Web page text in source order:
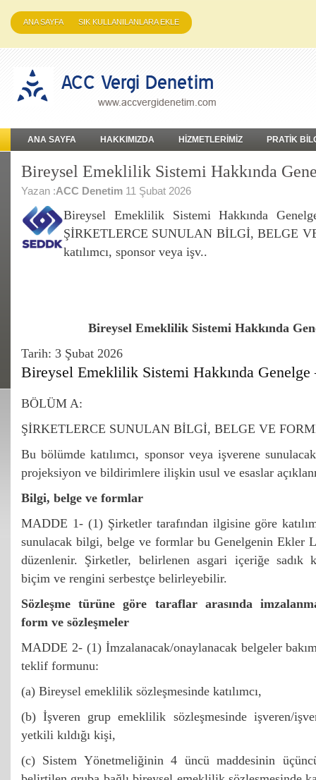
ANA SAYFA SIK KULLANILANLARA EKLE
ANA SAYFA HAKKIMIZDA HİZMETLERİMİZ PRATİK
Bireysel Emeklilik Sistemi Hakkında
Yazan :ACC Denetim 11 Şubat 2026
Bireysel Emeklilik Sistemi Hakkında
ŞİRKETLERCE SUNULAN BİLGİ, BELGE
katılımcı, sponsor veya işv..
Bireysel Emeklilik Sistemi Hakkında
Tarih: 3 Şubat 2026
Bireysel Emeklilik Sistemi Hakkında Genelge
BÖLÜM A:
ŞİRKETLERCE SUNULAN BİLGİ, BELGE VE
Bu bölümde katılımcı, sponsor veya işverene
projeksiyon ve bildirimlere ilişkin usul ve esaslar
Bilgi, belge ve formlar
MADDE 1- (1) Şirketler tarafından ilgisine göre
sunulacak bilgi, belge ve formlar bu Genelgenin Ekler
düzenlenir. Şirketler, belirlenen asgari içeriğe sadık
biçim ve rengini serbestçe belirleyebilir.
Sözleşme türüne göre taraflar arasında
form ve sözleşmeler
MADDE 2- (1) İmzalanacak/onaylanacak belgeler
teklif formunu:
(a) Bireysel emeklilik sözleşmesinde katılımcı,
(b) İşveren grup emeklilik sözleşmesinde işveren/
yetkili kıldığı kişi,
(c) Sistem Yönetmeliğinin 4 üncü maddesinin